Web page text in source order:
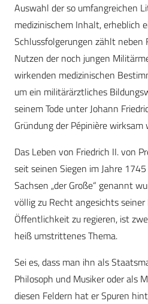
Auswahl der so umfangreichen
medizinischem Inhalt, erheblich
Schlussfolgerungen zählt neben
Nutzen der noch jungen
wirkenden medizinischen
um ein militärärztliches
seinem Tode unter Johann
Gründung der Pépinière
Das Leben von Friedrich II. von
seit seinen Siegen im Jahre
Sachsen „der Große“ genannt
völlig zu Recht angesichts
Öffentlichkeit zu regieren, ist
heiß umstrittenes Thema.
Sei es, dass man ihn als
Philosoph und Musiker oder als
diesen Feldern hat er Spuren